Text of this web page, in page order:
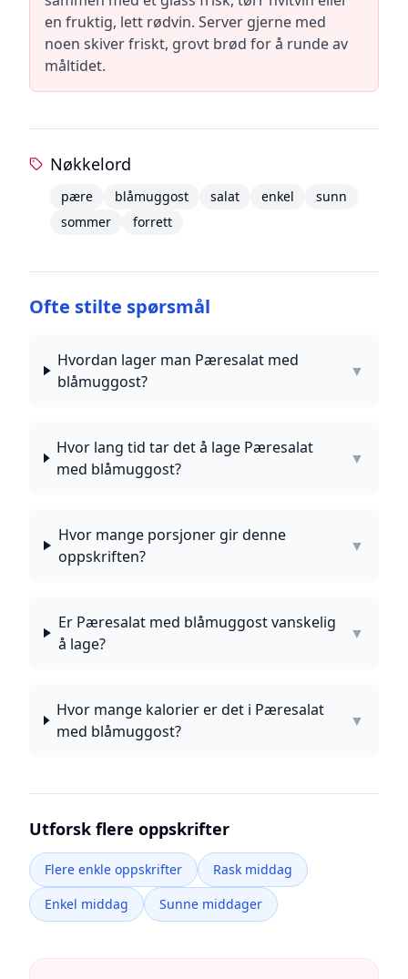
en fruktig, lett rødvin. Server gjerne med
noen skiver friskt, grovt brød for å runde av
måltidet.
Nøkkelord
pære blåmuggost salat enkel
sunn
sommer
forrett
Ofte stilte spørsmål
Hvordan lager man Pæresalat med
blåmuggost?
▼
Hvor lang tid tar det å lage Pæresalat
med blåmuggost?
▼
Hvor mange porsjoner gir denne
oppskriften?
▼
Er Pæresalat med blåmuggost vanskelig
å lage?
▼
Hvor mange kalorier er det i Pæresalat
med blåmuggost?
▼
Utforsk flere oppskrifter
Flere enkle oppskrifter
Rask middag
Enkel middag
Sunne middager